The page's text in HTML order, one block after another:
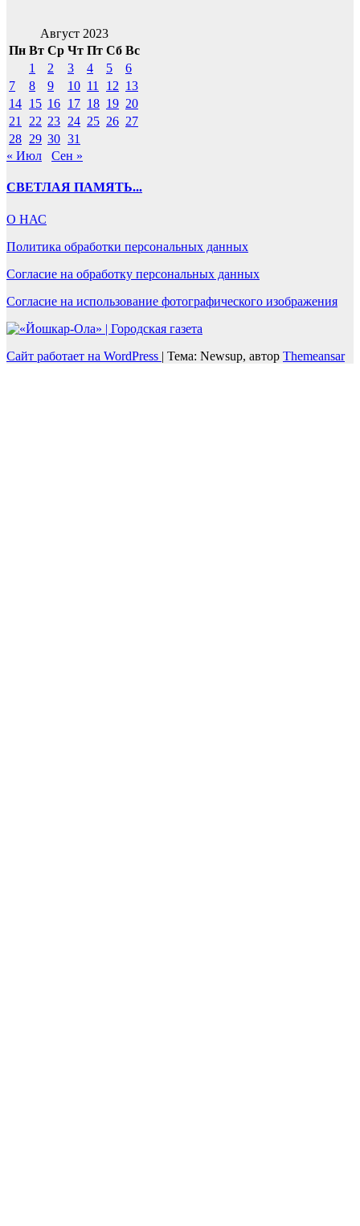
Август 2023
Пн Вт Ср Чт Пт Сб Вс
1
2 3 4 5
6
7
8 9 10 11 12 13
14 15 16 17 18 19 20
21
22 23 24 25 26 27
28 29 30 31
« Июл
Сен »
СВЕТЛАЯ ПАМЯТЬ...
О НАС
Политика обработки персональных данных
Согласие на обработку персональных данных
Согласие на использование фотографического изображения
Сайт работает на WordPress | Тема: Newsup, автор Themeansar